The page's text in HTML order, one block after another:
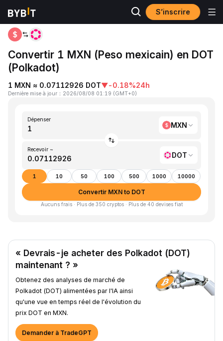
S’inscrire
Accueil
Convertir 1 MXN (Peso mexicain) en DOT
(Polkadot)
1 MXN ≈ 0.07112926 DOT▼-0.18%24h
Dernière mise à jour ： 2026/08/08 01:19 (GMT+0)
Dépenser
MXN
Recevoir ~
DOT
1 10 50 100 500 1000 10000
Convertir MXN to DOT
Aucuns frais · Plus de 350 cryptos · Plus de 40 devises fiat
« Devrais-je acheter des Polkadot (DOT)
maintenant ? »
Obtenez des analyses de marché de
Polkadot (DOT) alimentées par l'IA ainsi
qu'une vue en temps réel de l'évolution du
prix DOT en MXN.
Demander à TradeGPT